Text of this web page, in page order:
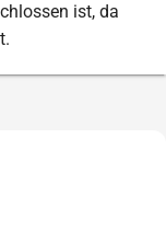
ist, da